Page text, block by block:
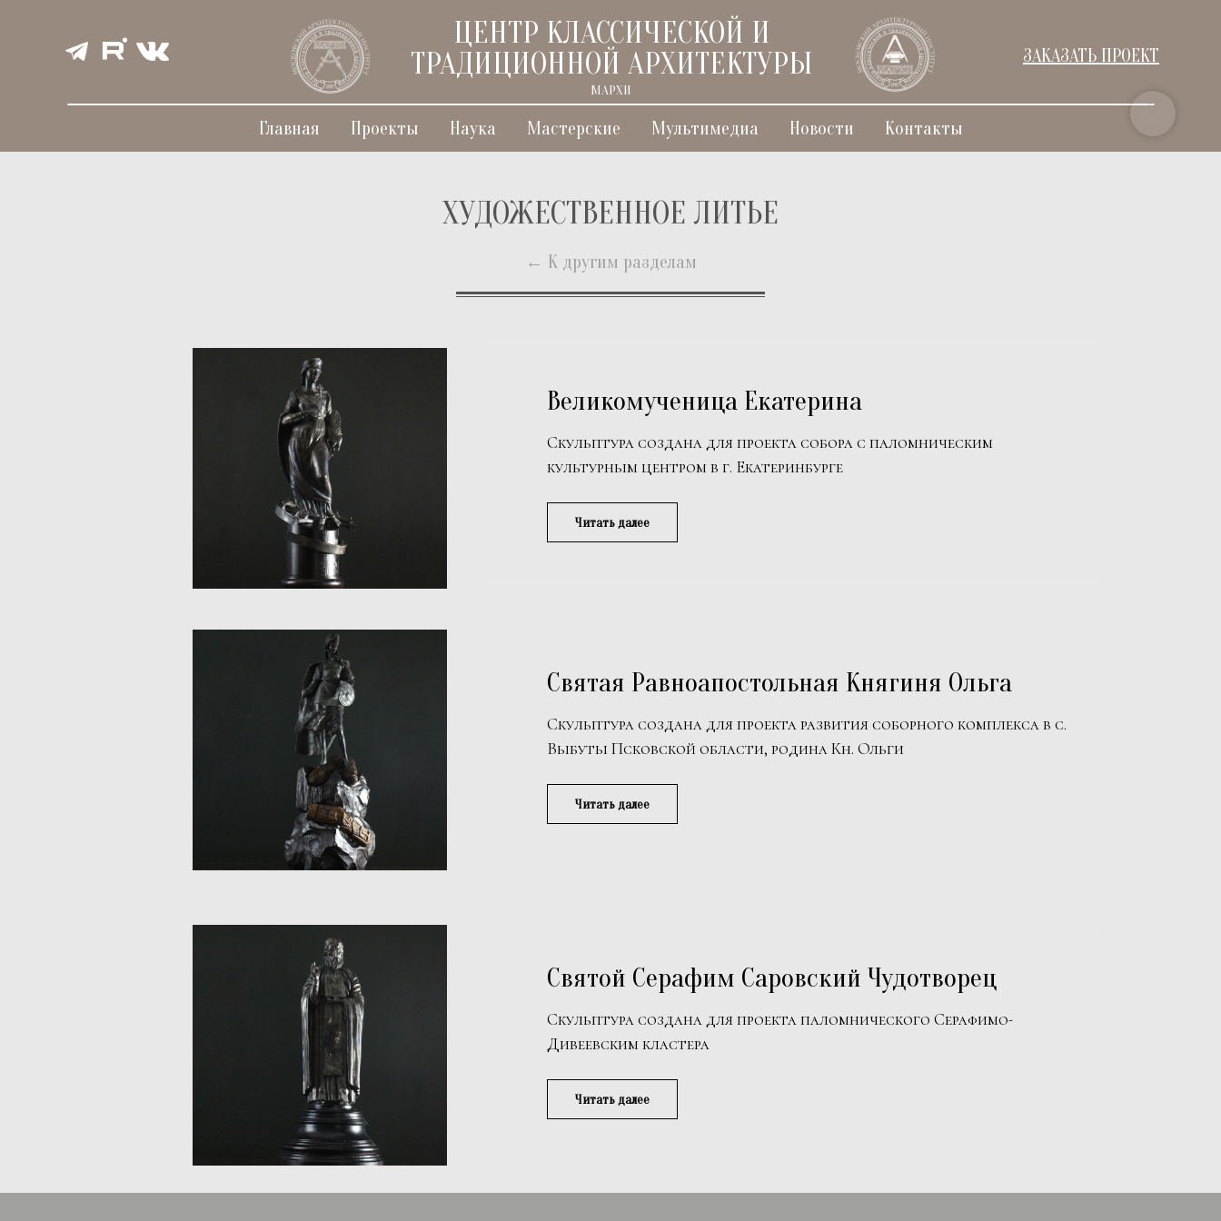
МАРХИ
ЦЕНТР КЛАССИЧЕСКОЙ И
ТРАДИЦИОННОЙ АРХИТЕКТУРЫ
ЗАКАЗАТЬ ПРОЕКТ
Главная Проекты Наука Мастерские Мультимедиа Новости Контакты
ХУДОЖЕСТВЕННОЕ ЛИТЬЕ
← К другим разделам
Великомученица Екатерина
Скульптура создана для проекта собора с паломническим
культурным центром в г. Екатеринбурге
Читать далее
Святая Равноапостольная Княгиня Ольга
Скульптура создана для проекта развития соборного комплекса в с.
Выбуты Псковской области, родина Кн. Ольги
Читать далее
Святой Серафим Саровский Чудотворец
Скульптура создана для проекта паломнического Серафимо-
Дивеевским кластера
Читать далее